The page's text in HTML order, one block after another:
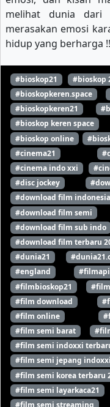
melihat dunia dari
merasakan emosi
hidup yang berharga
#bioskop21 #bioskop
#bioskopkeren.space
#bioskopkeren21
#bioskop keren space
#bioskop online
#cinema21
#cinema indo xxi
#disc jockey
#download film indonesia
#download film semi
#download film sub indo
#download film terbaru
#dunia21
#england
#filmbioskop21
#film download
#film online
#film semi barat
#film semi indoxxi
#film semi jepang
#film semi korea terbaru
#film semi layarkaca21
#film semi streaming